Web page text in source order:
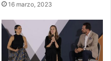
16 marzo, 2023